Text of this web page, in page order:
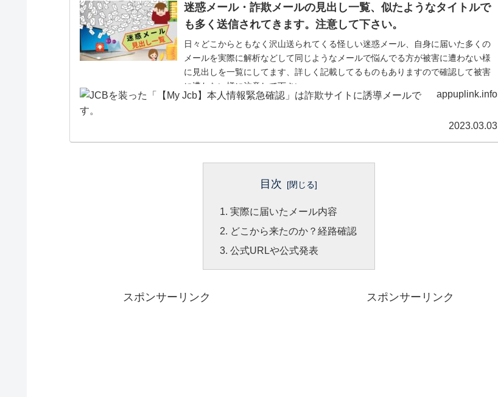
迷惑メール・詐欺メールの見出し一覧、似たようなタイトルで
も多く送信されてきます。注意して下さい。
日々どこからともなく沢山送られてくる怪しい迷惑メール、自身に届いた多くの
メールを実際に解析などして同じようなメールで悩んでる方が被害に遭わない様
に見出しを一覧にしてます、詳しく記載してるものもありますので確認して被害
に遭わない様に注意して下さい。
appuplink.info
2023.03.03
目次
実際に届いたメール内容
どこから来たのか？経路確認
公式URLや公式発表
スポンサーリンク スポンサーリンク